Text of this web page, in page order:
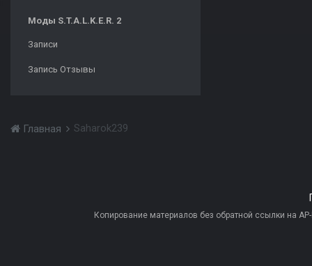
Моды S.T.A.L.K.E.R. 2
Записи
Запись Отзывы
Главная Saharok239
Копирование материалов без обратной ссылки на